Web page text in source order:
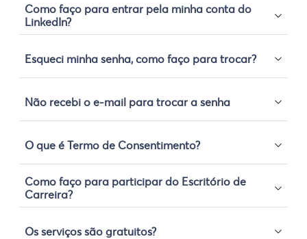
Como faço para entrar pela minha conta do
LinkedIn?
Esqueci minha senha, como faço para trocar?
Não recebi o e-mail para trocar a senha
O que é Termo de Consentimento?
Como faço para participar do Escritório de
Carreira?
Os serviços são gratuitos?